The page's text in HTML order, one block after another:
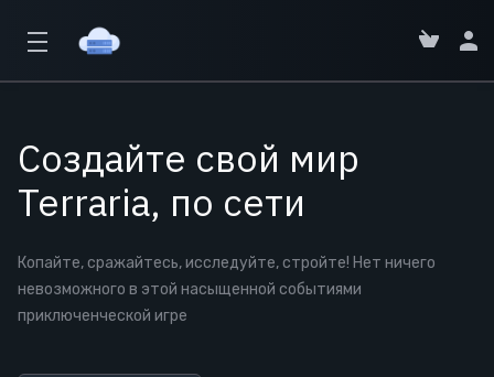
Создайте свой мир
Terraria, по сети
Копайте, сражайтесь, исследуйте, стройте! Нет ничего
невозможного в этой насыщенной событиями
приключенческой игре